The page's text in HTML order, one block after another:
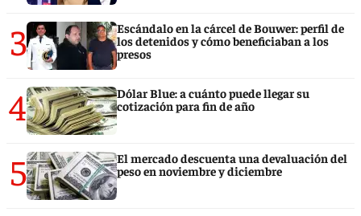
3
Escándalo en la cárcel de Bouwer: perfil de
los detenidos y cómo beneficiaban a los
presos
4
Dólar Blue: a cuánto puede llegar su
cotización para fin de año
5
El mercado descuenta una devaluación del
peso en noviembre y diciembre